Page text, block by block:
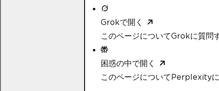
Grokで開く
このページについてGrokに質問
困惑の中で開く
このページについてPerplexity